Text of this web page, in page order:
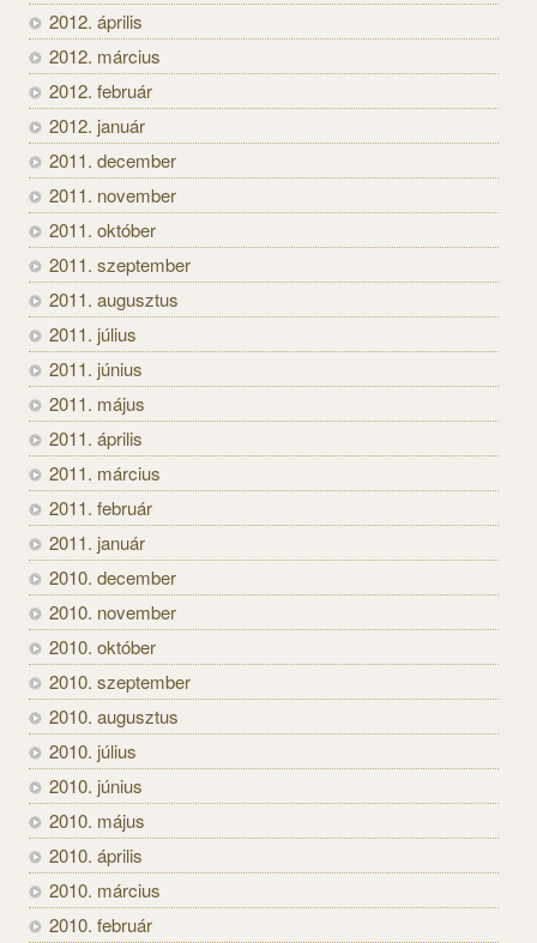
2012. április
2012. március
2012. február
2012. január
2011. december
2011. november
2011. október
2011. szeptember
2011. augusztus
2011. július
2011. június
2011. május
2011. április
2011. március
2011. február
2011. január
2010. december
2010. november
2010. október
2010. szeptember
2010. augusztus
2010. július
2010. június
2010. május
2010. április
2010. március
2010. február